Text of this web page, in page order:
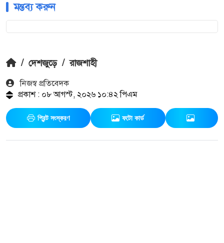
মন্তব্য করুন
/ দেশজুড়ে / রাজশাহী
নিজস্ব প্রতিবেদক
প্রকাশ : ০৮ আগস্ট, ২০২৬ ১০:৪২ পিএম
প্রিন্ট সংস্করণ ফটো কার্ড